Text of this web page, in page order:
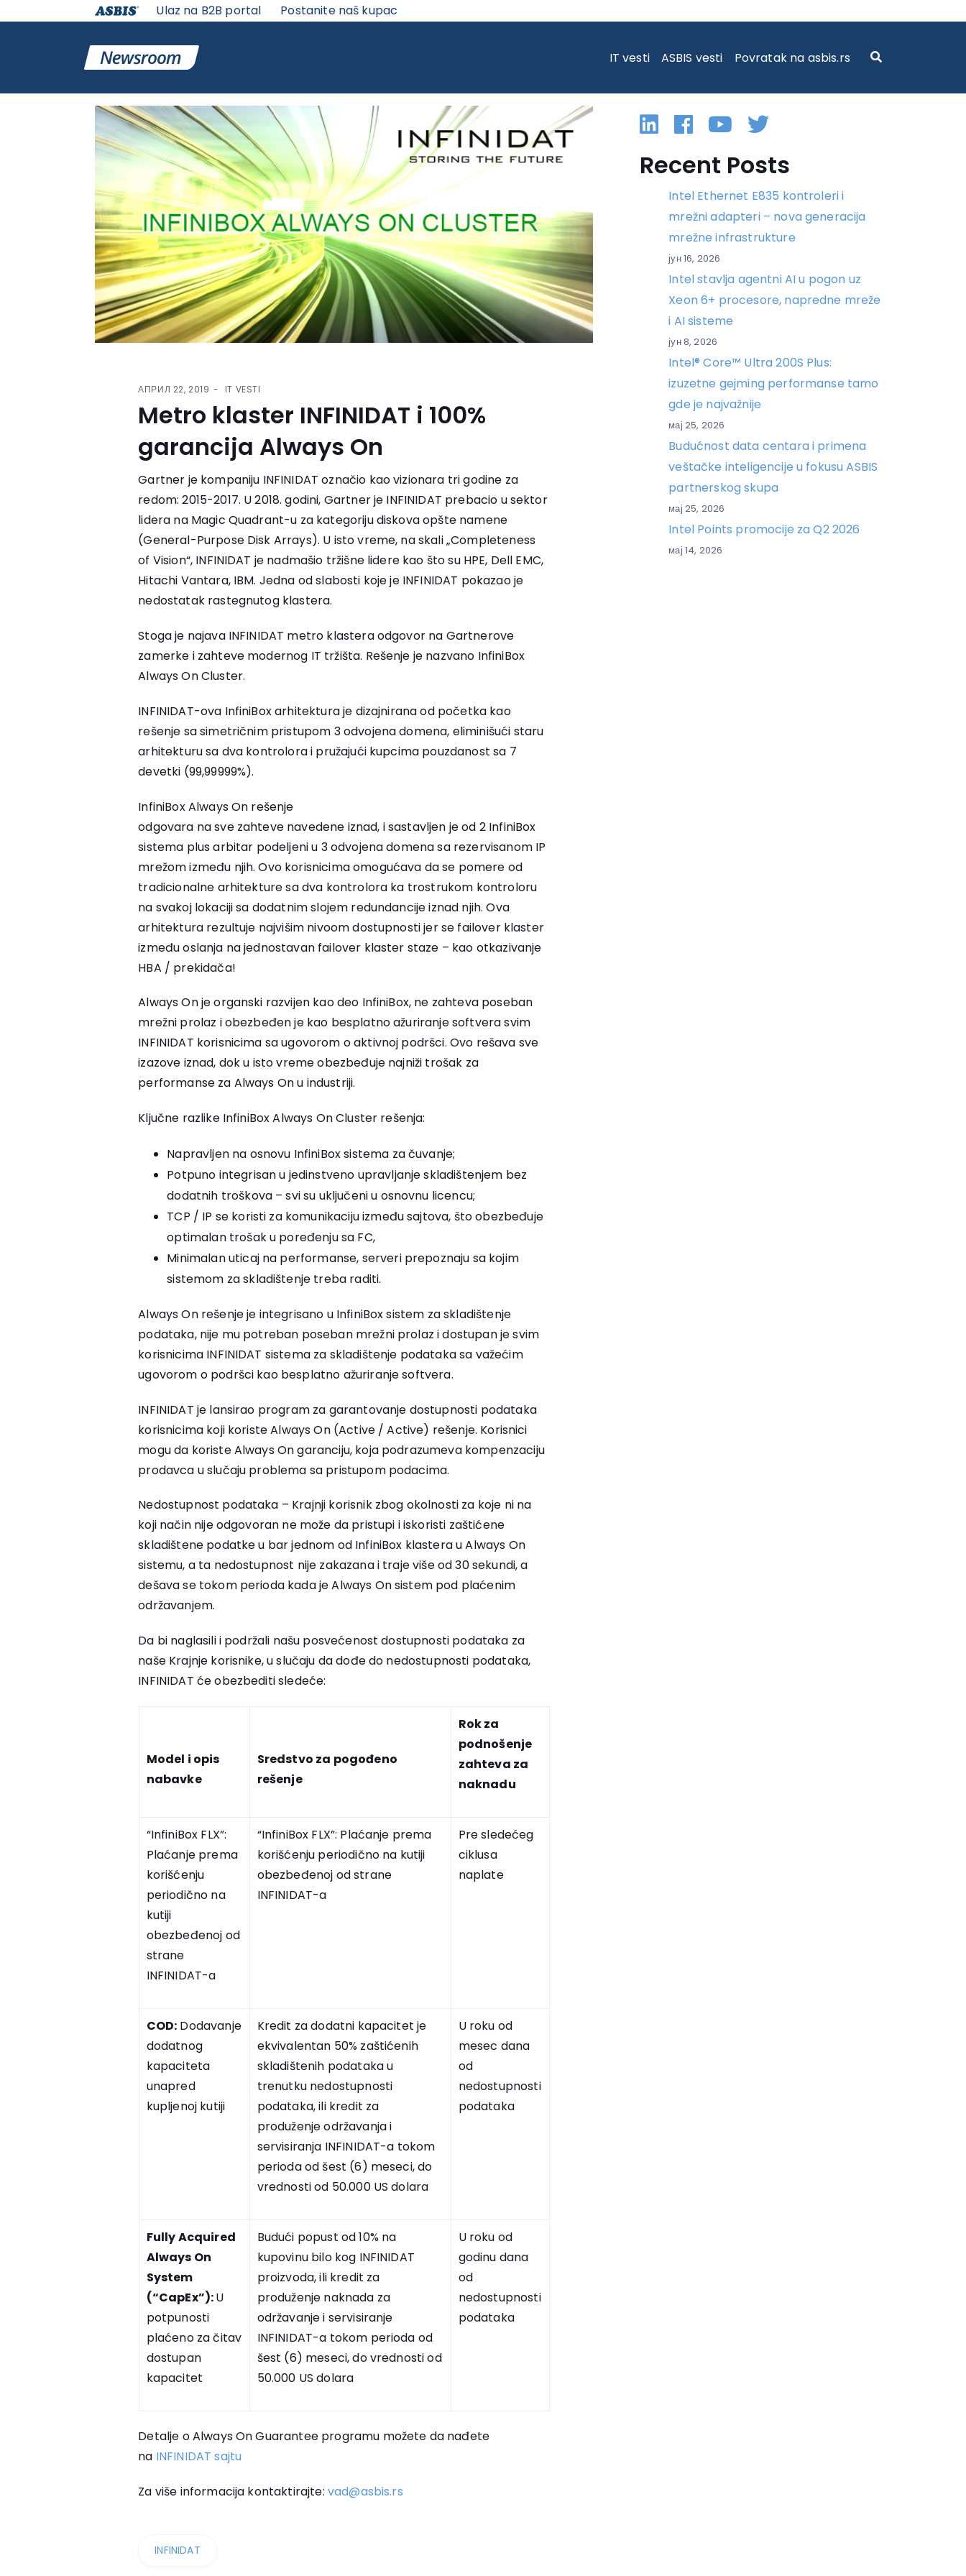
Ulaz na B2B portal Postanite naš kupac
IT vesti ASBIS vesti Povratak na asbis.rs
АПРИЛ 22, 2019 IT VESTI
Metro klaster INFINIDAT i 100%
garancija Always On
Gartner je kompaniju INFINIDAT označio kao vizionara tri godine za
redom: 2015-2017. U 2018. godini, Gartner je INFINIDAT prebacio u sektor
lidera na Magic Quadrant-u za kategoriju diskova opšte namene
(General-Purpose Disk Arrays). U isto vreme, na skali „Completeness
of Vision“, INFINIDAT je nadmašio tržišne lidere kao što su HPE, Dell EMC,
Hitachi Vantara, IBM. Jedna od slabosti koje je INFINIDAT pokazao je
nedostatak rastegnutog klastera.
Stoga je najava INFINIDAT metro klastera odgovor na Gartnerove
zamerke i zahteve modernog IT tržišta. Rešenje je nazvano InfiniBox
Always On Cluster.
INFINIDAT-ova InfiniBox arhitektura je dizajnirana od početka kao
rešenje sa simetričnim pristupom 3 odvojena domena, eliminišući staru
arhitekturu sa dva kontrolora i pružajući kupcima pouzdanost sa 7
devetki (99,99999%).
InfiniBox Always On rešenje
odgovara na sve zahteve navedene iznad, i sastavljen je od 2 InfiniBox
sistema plus arbitar podeljeni u 3 odvojena domena sa rezervisanom IP
mrežom između njih. Ovo korisnicima omogućava da se pomere od
tradicionalne arhitekture sa dva kontrolora ka trostrukom kontroloru
na svakoj lokaciji sa dodatnim slojem redundancije iznad njih. Ova
arhitektura rezultuje najvišim nivoom dostupnosti jer se failover klaster
između oslanja na jednostavan failover klaster staze – kao otkazivanje
HBA / prekidača!
Always On je organski razvijen kao deo InfiniBox, ne zahteva poseban
mrežni prolaz i obezbeđen je kao besplatno ažuriranje softvera svim
INFINIDAT korisnicima sa ugovorom o aktivnoj podršci. Ovo rešava sve
izazove iznad, dok u isto vreme obezbeđuje najniži trošak za
performanse za Always On u industriji.
Ključne razlike InfiniBox Always On Cluster rešenja:
Napravljen na osnovu InfiniBox sistema za čuvanje;
Potpuno integrisan u jedinstveno upravljanje skladištenjem bez
dodatnih troškova – svi su uključeni u osnovnu licencu;
TCP / IP se koristi za komunikaciju između sajtova, što obezbeđuje
optimalan trošak u poređenju sa FC,
Minimalan uticaj na performanse, serveri prepoznaju sa kojim
sistemom za skladištenje treba raditi.
Always On rešenje je integrisano u InfiniBox sistem za skladištenje
podataka, nije mu potreban poseban mrežni prolaz i dostupan je svim
korisnicima INFINIDAT sistema za skladištenje podataka sa važećim
ugovorom o podršci kao besplatno ažuriranje softvera.
INFINIDAT je lansirao program za garantovanje dostupnosti podataka
korisnicima koji koriste Always On (Active / Active) rešenje. Korisnici
mogu da koriste Always On garanciju, koja podrazumeva kompenzaciju
prodavca u slučaju problema sa pristupom podacima.
Nedostupnost podataka – Krajnji korisnik zbog okolnosti za koje ni na
koji način nije odgovoran ne može da pristupi i iskoristi zaštićene
skladištene podatke u bar jednom od InfiniBox klastera u Always On
sistemu, a ta nedostupnost nije zakazana i traje više od 30 sekundi, a
dešava se tokom perioda kada je Always On sistem pod plaćenim
održavanjem.
Da bi naglasili i podržali našu posvećenost dostupnosti podataka za
naše Krajnje korisnike, u slučaju da dođe do nedostupnosti podataka,
INFINIDAT će obezbediti sledeće:
Model i opis
nabavke
Sredstvo za pogođeno
rešenje
Rok za
podnošenje
zahteva za
naknadu
“InfiniBox FLX”:
Plaćanje prema
korišćenju
periodično na
kutiji
obezbeđenoj od
strane
INFINIDAT-a
“InfiniBox FLX”: Plaćanje prema
korišćenju periodično na kutiji
obezbeđenoj od strane
INFINIDAT-a
Pre sledećeg
ciklusa
naplate
COD: Dodavanje
dodatnog
kapaciteta
unapred
kupljenoj kutiji
Kredit za dodatni kapacitet je
ekvivalentan 50% zaštićenih
skladištenih podataka u
trenutku nedostupnosti
podataka, ili kredit za
produženje održavanja i
servisiranja INFINIDAT-a tokom
perioda od šest (6) meseci, do
vrednosti od 50.000 US dolara
U roku od
mesec dana
od
nedostupnosti
podataka
Fully Acquired
Always On
System
(“CapEx”):U
potpunosti
plaćeno za čitav
dostupan
kapacitet
Budući popust od 10% na
kupovinu bilo kog INFINIDAT
proizvoda, ili kredit za
produženje naknada za
održavanje i servisiranje
INFINIDAT-a tokom perioda od
šest (6) meseci, do vrednosti od
50.000 US dolara
U roku od
godinu dana
od
nedostupnosti
podataka
Detalje o Always On Guarantee programu možete da nađete
na INFINIDAT sajtu
Za više informacija kontaktirajte: vad@asbis.rs
INFINIDAT
Linkedin
Facebook
YouTube
Twitter
Recent Posts
Intel Ethernet E835 kontroleri i
mrežni adapteri – nova generacija
mrežne infrastrukture
јун 16, 2026
Intel stavlja agentni AI u pogon uz
Xeon 6+ procesore, napredne mreže
i AI sisteme
јун 8, 2026
Intel® Core™ Ultra 200S Plus:
izuzetne gejming performanse tamo
gde je najvažnije
мај 25, 2026
Budućnost data centara i primena
veštačke inteligencije u fokusu ASBIS
partnerskog skupa
мај 25, 2026
Intel Points promocije za Q2 2026
мај 14, 2026